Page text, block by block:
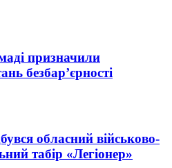
призначили
безбар’єрності
обласний військово-
табір «Легіонер»